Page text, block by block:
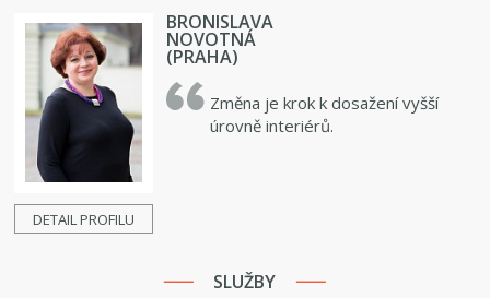
DETAIL PROFILU
BRONISLAVA
NOVOTNÁ
(PRAHA)
Změna je krok k dosažení vyšší
úrovně interiérů.
SLUŽBY